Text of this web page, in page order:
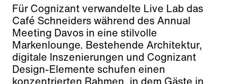
Für Cognizant verwandelte Live Lab das
Café Schneiders während des Annual
Meeting Davos in eine stilvolle
Markenlounge. Bestehende Architektur,
digitale Inszenierungen und Cognizant
Design-Elemente schufen einen